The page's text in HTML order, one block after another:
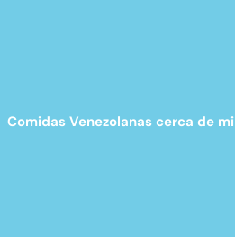
Comidas Venezolanas cerca de mi